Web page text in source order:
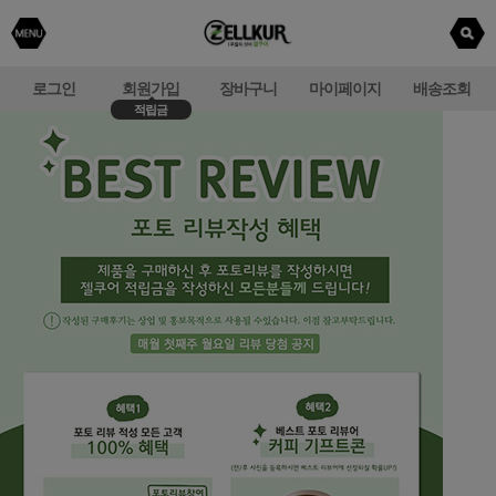
로그인 회원가입
적립금
장바구니 마이페이지 배송조회